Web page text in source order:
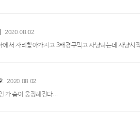
2020.08.02
에서 자리찾아가지고 3배경쿠먹고 사냥하는데 사냥시
2020.08.02
가 슴이 웅장해진다...